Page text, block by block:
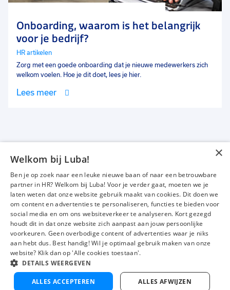
Onboarding, waarom is het belangrijk
voor je bedrijf?
HR artikelen
Zorg met een goede onboarding dat je nieuwe medewerkers zich
welkom voelen. Hoe je dit doet, lees je hier.
Lees meer
Werken bij Luba
Voor werkgevers
Mijn Luba
Contact
InstagramFacebookLinkedIn YouTube
Luba wordt beoordeeld met een
4,3 uit 5
van 1484 Google-reviews
×
Welkom bij Luba!
Ben je op zoek naar een leuke nieuwe baan of naar een betrouwbare
partner in HR? Welkom bij Luba! Voor je verder gaat, moeten we je
laten weten dat onze website gebruik maakt van cookies. Dit doen we
om content en advertenties te personaliseren, functies te bieden voor
social media en om ons websiteverkeer te analyseren. Kort gezegd
houdt dit in dat onze website zich aanpast aan jouw persoonlijke
voorkeuren. Geen overbodige content of advertenties waar je niks
aan hebt dus. Best handig! Wil je optimaal gebruik maken van onze
website? Klik dan op 'Alle cookies toestaan'.
DETAILS WEERGEVEN
ALLES ACCEPTEREN ALLES AFWIJZEN